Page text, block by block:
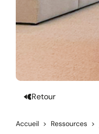
Retour
Accueil Ressources